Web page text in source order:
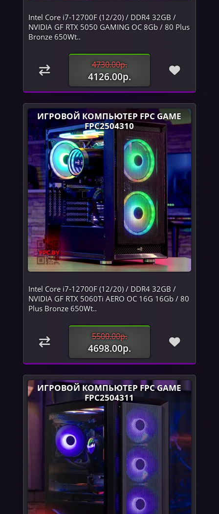
Intel Core i7-12700F (12/20) / DDR4 32GB /
NVIDIA GF RTX 5050 GAMING OC 8Gb / 80 Plus
Bronze 650Wt..
4730.00р.
4126.00р.
ИГРОВОЙ КОМПЬЮТЕР FPC GAME
FPC2504310
Intel Core i7-12700F (12/20) / DDR4 32GB /
NVIDIA GF RTX 5060Ti AERO OC 16G 16Gb / 80
Plus Bronze 650Wt..
5500.00р.
4698.00р.
ИГРОВОЙ КОМПЬЮТЕР FPC GAME
FPC2504311